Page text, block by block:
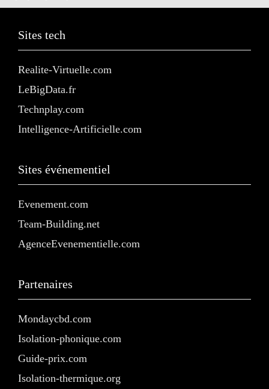
Sites tech
Realite-Virtuelle.com
LeBigData.fr
Technplay.com
Intelligence-Artificielle.com
Sites événementiel
Evenement.com
Team-Building.net
AgenceEvenementielle.com
Partenaires
Mondaycbd.com
Isolation-phonique.com
Guide-prix.com
Isolation-thermique.org